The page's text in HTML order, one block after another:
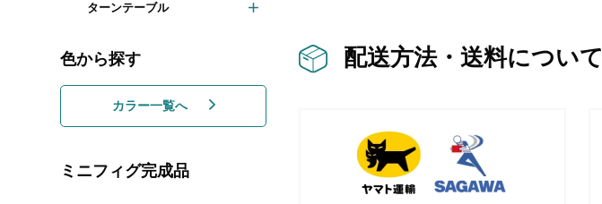
ターンテーブル
色から探す
カラー一覧へ
ミニフィグ完成品
配送方法・送料について